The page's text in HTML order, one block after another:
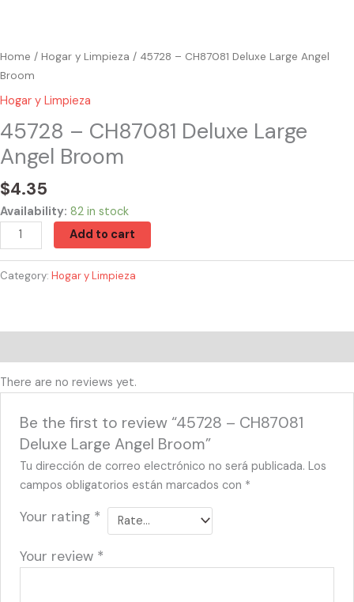
Home / Hogar y Limpieza / 45728 – CH87081 Deluxe Large Angel
Broom
Hogar y Limpieza
45728 – CH87081 Deluxe Large
Angel Broom
$4.35
Availability: 82 in stock
Add to cart
Category: Hogar y Limpieza
There are no reviews yet.
Be the first to review “45728 – CH87081
Deluxe Large Angel Broom”
Tu dirección de correo electrónico no será publicada. Los
campos obligatorios están marcados con *
Your rating *
Your review *